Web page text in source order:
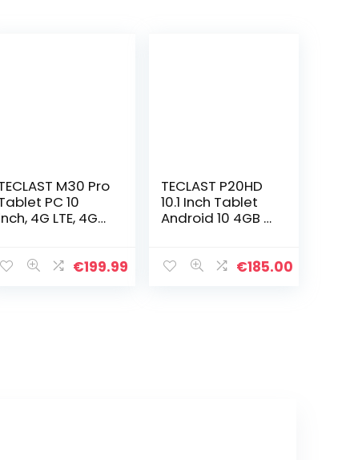
M30 Pro
PC 10
4G LTE, 4GB
Core processor,
€199.99
TECLAST P20HD
10.1 Inch Tablet
Android 10 4GB +
Slimme
€185.00